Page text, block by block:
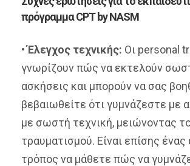
πρόγραμμα CPT by NASM
•Έλεγχος τεχνικής: Οι personal
γνωρίζουν πώς να εκτελούν
ασκήσεις και μπορούν να σας
βεβαιωθείτε ότι γυμνάζεστε με
με σωστή τεχνική, μειώνοντας
τραυματισμού. Είναι επίσης ένας
τρόπος να μάθετε πώς να